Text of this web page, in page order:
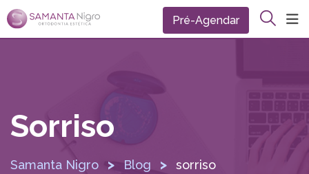
Pré-Agendar
Sorriso
Samanta Nigro > Blog > sorriso